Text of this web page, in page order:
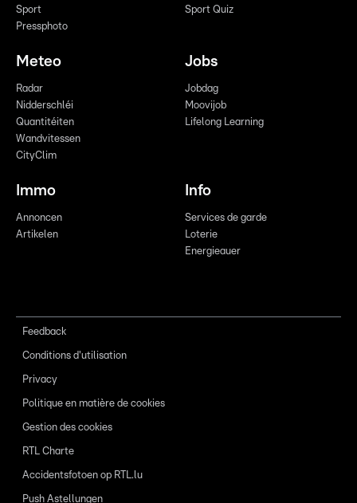
Sport
Pressphoto
Sport Quiz
Meteo
Radar
Nidderschléi
Quantitéiten
Wandvitessen
CityClim
Jobs
Jobdag
Moovijob
Lifelong Learning
Immo
Annoncen
Artikelen
Info
Services de garde
Loterie
Energieauer
Feedback
Conditions d'utilisation
Privacy
Politique en matière de cookies
Gestion des cookies
RTL Charte
Accidentsfotoen op RTL.lu
Push Astellungen